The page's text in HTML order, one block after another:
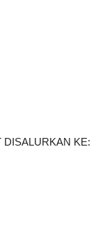
DISALURKAN KE: